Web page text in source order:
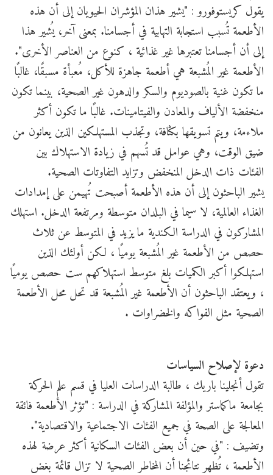
يقول كريستوفورو : "يشير هذان المؤشران الحيويان إلى أن هذه
الأطعمة تُسبب استجابة التهابية في أجسامنا. بمعنى آخر، يُشير هذا
إلى أن أجسامنا تعتبرها غير غذائية ، كنوع من العناصر الأخرى".
الأطعمة غير المُشبعة هي أطعمة جاهزة للأكل، مُعبأة مسبقًا، غالبًا
ما تكون غنية بالصوديوم والسكر والدهون غير الصحية، بينما تكون
منخفضة الألياف والمعادن والفيتامينات. غالبًا ما تكون أكثر
ملاءمة، ويتم تسويقها بكثافة، وتجذب المستهلكين الذين يعانون من
ضيق الوقت، وهي عوامل قد تُسهم في زيادة الاستهلاك بين
الفئات ذات الدخل المنخفض وتزايد التفاوتات الصحية.
يشير الباحثون إلى أن هذه الأطعمة أصبحت تُهيمن على إمدادات
الغذاء العالمية، لا سيما في البلدان متوسطة ومرتفعة الدخل. استهلك
المشاركون في الدراسة الكندية ما يزيد في المتوسط عن ثلاث
حصص من الأطعمة غير المُشبعة يوميًا ، لكن أولئك الذين
استهلكوا أكبر الكميات بلغ متوسط استهلاكهم ست حصص يوميًا
، ويعتقد الباحثون أن الأطعمة غير المُشبعة قد تحل محل الأطعمة
الصحية مثل الفواكه والخضراوات .
دعوة لإصلاح السياسات
تقول أنجلينا باريك ، طالبة الدراسات العليا في قسم علم الحركة
بجامعة ماكماستر والمؤلفة المشاركة في الدراسة : "تؤثر الأطعمة فائقة
المعالجة على الصحة في جميع الفئات الاجتماعية والاقتصادية".
وتضيف : "في حين أن بعض الفئات السكانية أكثر عرضة لهذه
الأطعمة ، تُظهر نتائجنا أن المخاطر الصحية لا تزال قائمة بغض